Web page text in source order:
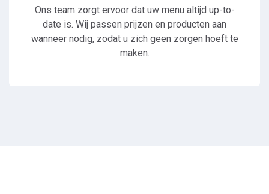
Ons team zorgt ervoor dat uw menu altijd up-to-
date is. Wij passen prijzen en producten aan
wanneer nodig, zodat u zich geen zorgen hoeft te
maken.